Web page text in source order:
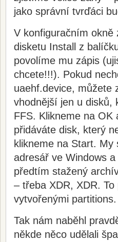
jako správní tvrďáci
V konfiguračním okně
disketu Install z
povolíme mu zápis
chcete!!!). Pokud
uaehf.device, můžete
vhodnější jen u disků,
FFS. Klikneme na
přidáváte disk, který
klikneme na Start.
adresář ve Windows
předtím stažený
– třeba XDR, XDR.
vytvořenými
Tak nám naběhl
někde něco udělali